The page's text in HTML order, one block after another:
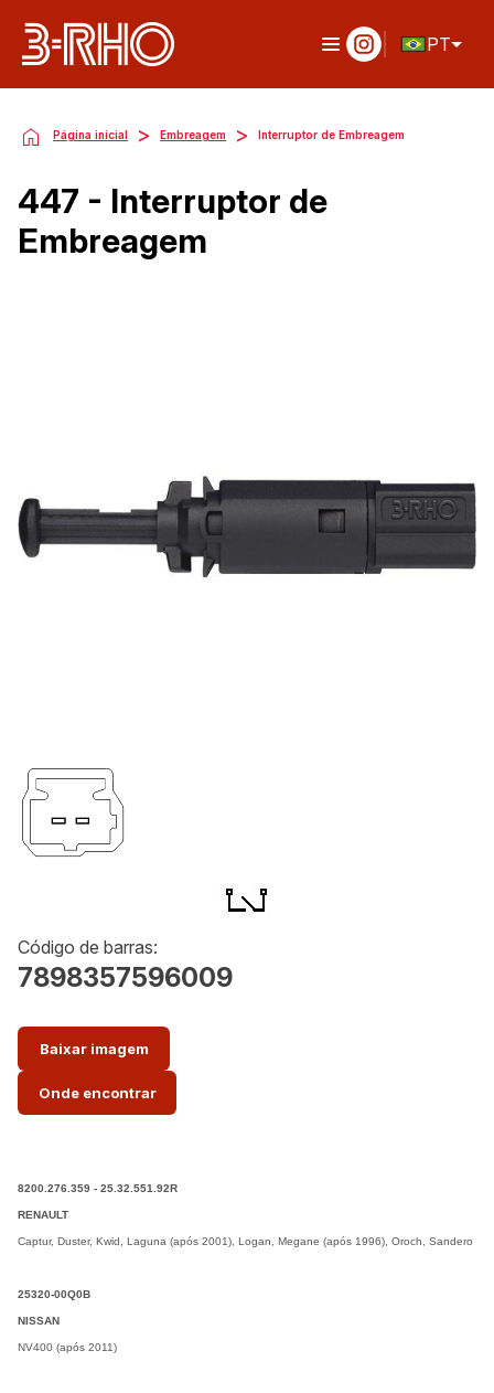
PT
Página inicial > Embreagem > Interruptor de Embreagem
447 - Interruptor de
Embreagem
Código de barras:
7898357596009
Baixar imagem
Onde encontrar
8200.276.359 - 25.32.551.92R
RENAULT
Captur, Duster, Kwid, Laguna (após 2001), Logan, Megane (após 1996), Oroch, Sandero
25320-00Q0B
NISSAN
NV400 (após 2011)